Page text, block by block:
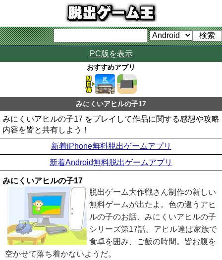
PC版を表示
おすすめアプリ
みにくいアヒルの子17
みにくいアヒルの子17 をプレイして作品に関する感想や攻略
内容を皆と共有しよう！
新着iPhone無料脱出ゲームアプリ
新着Android無料脱出ゲームアプリ
みにくいアヒルの子17
脱出ゲーム大作戦さん制作の新しい
無料ゲームが出たよ。色の違うアヒ
ルの子のお話、みにくいアヒルの子
シリーズ第17話。アヒル達は家族で
食卓を囲み、ご飯の時間。皆お腹を
空かせて落ち着かないようだ。